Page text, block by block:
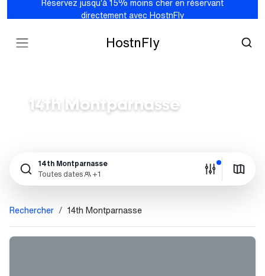
Réservez jusqu'à 15% moins cher en réservant
directement avec HostnFly
HostnFly
14th Montparnasse
14th Montparnasse
Toutes dates
+1
Rechercher 14th Montparnasse